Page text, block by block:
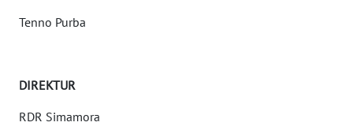
Tenno Purba
DIREKTUR
RDR Simamora
INDEKS
BERITA
KAMI